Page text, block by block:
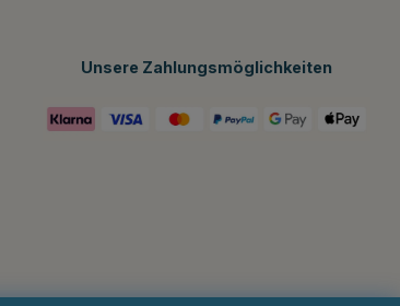
Unsere Zahlungsmöglichkeiten